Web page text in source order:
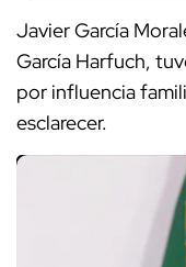
Javier García
García Harfuch,
por influencia
esclarecer.